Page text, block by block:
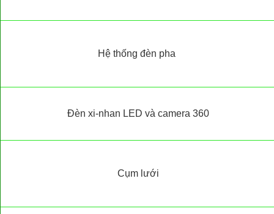
Hệ thống đèn pha
Đèn xi-nhan LED và camera 360
Cụm lưới